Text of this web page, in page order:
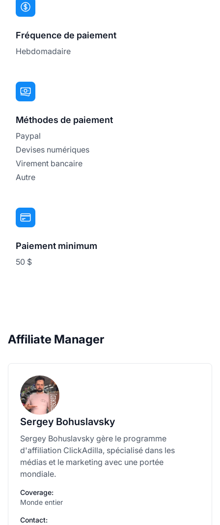
Fréquence de paiement
Hebdomadaire
Méthodes de paiement
Paypal
Devises numériques
Virement bancaire
Autre
Paiement minimum
50 $
Affiliate Manager
Sergey Bohuslavsky
Sergey Bohuslavsky gère le programme
d'affiliation ClickAdilla, spécialisé dans les
médias et le marketing avec une portée
mondiale.
Coverage:
Monde entier
Contact: